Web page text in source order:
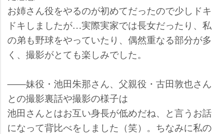
お姉さん役をやるのが初めてだったので少しドキ
ドキしましたが…実際実家では長女だったり、私
の弟も野球をやっていたり、偶然重なる部分が多
く、撮影がとても楽しみでした。
――妹役・池田朱那さん、父親役・古田敦也さん
との撮影裏話や撮影の様子は
池田さんとはお互い身長が低めだね、と言うお話
になって背比べをしました（笑）。ちなみに私の